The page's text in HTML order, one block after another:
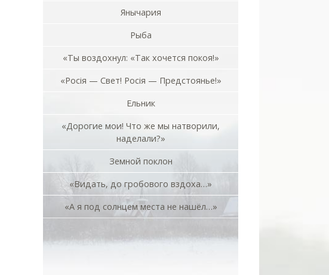
Янычария
Рыба
«Ты воздохнул: «Так хочется покоя!»
«Росiя — Свет! Росiя — Предстоянье!»
Ельник
«Дорогие мои! Что же мы натворили,
наделали?»
Земной поклон
«Видать, до гробового вздоха…»
«А я под солнцем места не нашёл…»